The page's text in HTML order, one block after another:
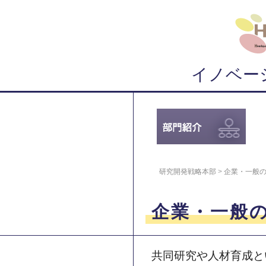
イノベー
研究開発戦略本部 > 企業・一般
企業・一般
共同研究や人材育成